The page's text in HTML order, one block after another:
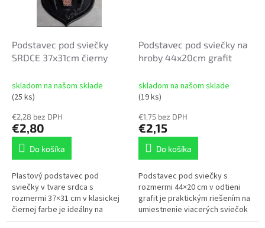
Podstavec pod sviečky
SRDCE 37x31cm čierny
skladom na našom sklade
(25 ks)
€2,28 bez DPH
€2,80
Do košíka
Plastový podstavec pod
sviečky v tvare srdca s
rozmermi 37×31 cm v klasickej
čiernej farbe je ideálny na
uloženie sviečok pri hroboch a
Podstavec pod sviečky na
hroby 44x20cm grafit
skladom na našom sklade
(19 ks)
€1,75 bez DPH
€2,15
Do košíka
Podstavec pod sviečky s
rozmermi 44×20 cm v odtieni
grafit je praktickým riešením na
umiestnenie viacerých sviečok
alebo menších dekorácií. ✔